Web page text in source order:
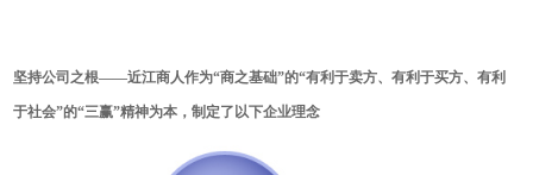
坚持公司之根——近江商人作为“商之基础”的“有利于卖方、有利于买方、有利
于社会”的“三赢”精神为本，制定了以下企业理念